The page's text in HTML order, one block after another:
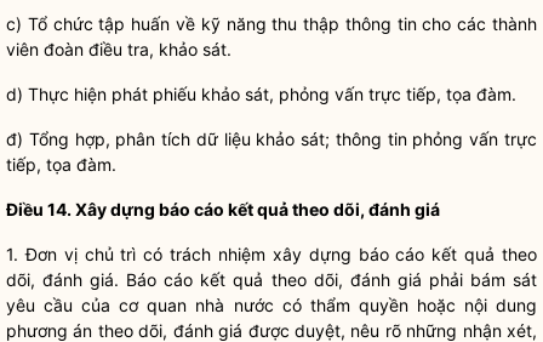
c) Tổ chức tập huấn về kỹ năng thu thập thông tin cho các thành
viên đoàn điều tra, khảo sát.
d) Thực hiện phát phiếu khảo sát, phỏng vấn trực tiếp, tọa đàm.
đ) Tổng hợp, phân tích dữ liệu khảo sát; thông tin phỏng vấn trực
tiếp, tọa đàm.
Điều 14. Xây dựng báo cáo kết quả theo dõi, đánh giá
1. Đơn vị chủ trì có trách nhiệm xây dựng báo cáo kết quả theo
dõi, đánh giá. Báo cáo kết quả theo dõi, đánh giá phải bám sát
yêu cầu của cơ quan nhà nước có thẩm quyềnhoặc nội dung
phương án theo dõi, đánh giá được duyệt, nêu rõ những nhận xét,